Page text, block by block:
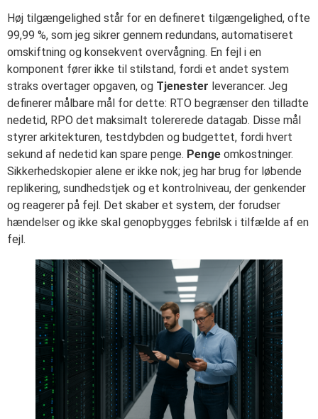
Høj tilgængelighed står for en defineret tilgængelighed, ofte
99,99 %, som jeg sikrer gennem redundans, automatiseret
omskiftning og konsekvent overvågning. En fejl i en
komponent fører ikke til stilstand, fordi et andet system
straks overtager opgaven, og Tjenester leverancer. Jeg
definerer målbare mål for dette: RTO begrænser den tilladte
nedetid, RPO det maksimalt tolererede datagab. Disse mål
styrer arkitekturen, testdybden og budgettet, fordi hvert
sekund af nedetid kan spare penge. Penge omkostninger.
Sikkerhedskopier alene er ikke nok; jeg har brug for løbende
replikering, sundhedstjek og et kontrolniveau, der genkender
og reagerer på fejl. Det skaber et system, der forudser
hændelser og ikke skal genopbygges febrilsk i tilfælde af en
fejl.